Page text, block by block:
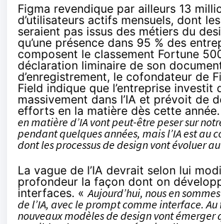
Figma revendique par ailleurs 13
d’utilisateurs actifs mensuels, dont
seraient pas issus des métiers du
qu’une présence dans 95 % des
composent le classement Fortune
déclaration liminaire de son
d’enregistrement, le cofondateur de
Field indique que l’entreprise investit
massivement dans l’IA et prévoit de
efforts en la matière dès cette
en matière d’IA vont peut-être peser sur
pendant quelques années, mais l’IA est au
dont les processus de design vont évoluer
La vague de l’IA devrait selon lui
profondeur la façon dont on
interfaces. « Aujourd’hui, nous en sommes
de l’IA, avec le prompt comme interface.
nouveaux modèles de design vont émerger